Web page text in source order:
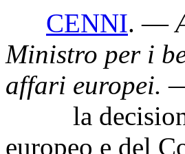
CENNI. —
Ministro per i
affari europei.
la decisione
europeo e del